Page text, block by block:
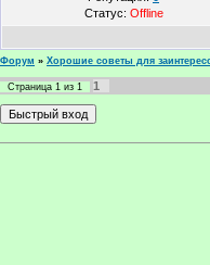
Статус: Offline
Форум » Хорошие советы для
Страница 1 из 1 1